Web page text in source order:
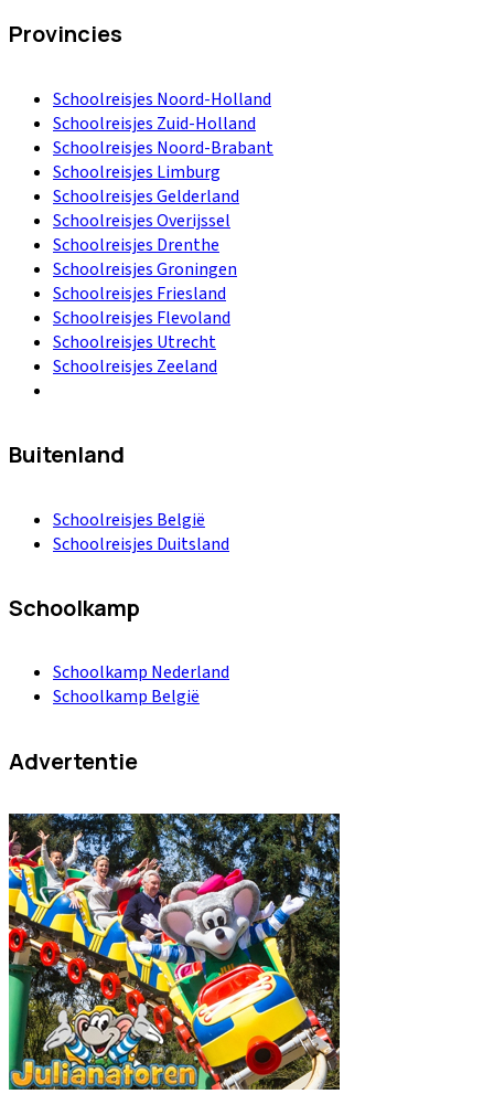
Provincies
Schoolreisjes Noord-Holland
Schoolreisjes Zuid-Holland
Schoolreisjes Noord-Brabant
Schoolreisjes Limburg
Schoolreisjes Gelderland
Schoolreisjes Overijssel
Schoolreisjes Drenthe
Schoolreisjes Groningen
Schoolreisjes Friesland
Schoolreisjes Flevoland
Schoolreisjes Utrecht
Schoolreisjes Zeeland
Buitenland
Schoolreisjes België
Schoolreisjes Duitsland
Schoolkamp
Schoolkamp Nederland
Schoolkamp België
Advertentie